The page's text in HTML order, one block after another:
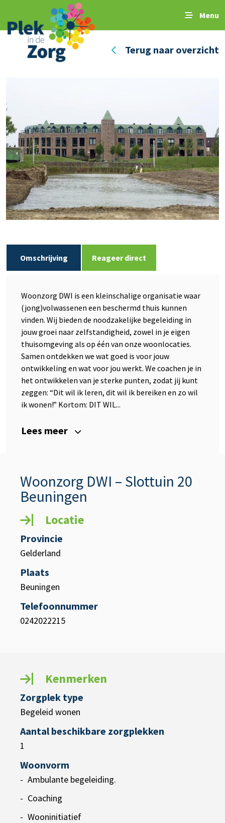
Menu
Terug naar overzicht
Omschrijving Reageer direct
Woonzorg DWI is een kleinschalige organisatie waar
(jong)volwassenen een beschermd thuis kunnen
vinden. Wij bieden de noodzakelijke begeleiding in
jouw groei naar zelfstandigheid, zowel in je eigen
thuisomgeving als op één van onze woonlocaties.
Samen ontdekken we wat goed is voor jouw
ontwikkeling en wat voor jou werkt. We coachen je in
het ontwikkelen van je sterke punten, zodat jij kunt
zeggen: “Dit wil ik leren, dit wil ik bereiken en zo wil
ik wonen!” Kortom: DIT WIL...
Lees meer
Woonzorg DWI – Slottuin 20
Beuningen
Locatie
Provincie
Gelderland
Plaats
Beuningen
Telefoonnummer
0242022215
Kenmerken
Zorgplek type
Begeleid wonen
Aantal beschikbare zorgplekken
1
Woonvorm
Ambulante begeleiding.
Coaching
Wooninitiatief